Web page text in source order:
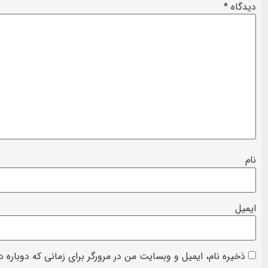
دیدگاه *
نام
ایمیل
ذخیره نام، ایمیل و وبسایت من در مرورگر برای زمانی که